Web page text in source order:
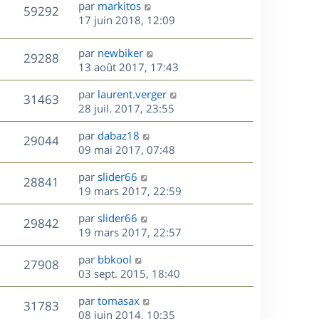
e
n
i
e
r
m
e
s
s
a
g
e
59292V
u
e
D
e
n
i
e
r
m
e
s
s
a
g
e
par markitos
17 juin 2018, 12:09
29288V
u
e
D
e
r
n
i
e
r
m
e
s
s
a
g
e
par newbiker
13 août 2017, 17:43
31463V
u
D
e
r
n
i
e
r
m
e
s
s
a
g
e
par laurent.verger
28 juil. 2017, 23:55
29044V
u
s
D
e
r
n
i
e
r
m
e
s
s
a
g
par dabaz18
09 mai 2017, 07:48
28841
u
e
s
D
e
r
n
i
e
r
m
e
s
par slider66
19 mars 2017, 22:59
29842V
u
e
s
D
e
r
n
i
e
r
par slider66
19 mars 2017, 22:57
27908V
u
e
D
e
r
n
i
par bbkool
03 sept. 2015, 18:40
31783V
D
e
par tomasax
08 juin 2014, 10:35